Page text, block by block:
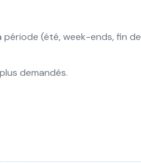
(été, week-ends, fin de
demandés.